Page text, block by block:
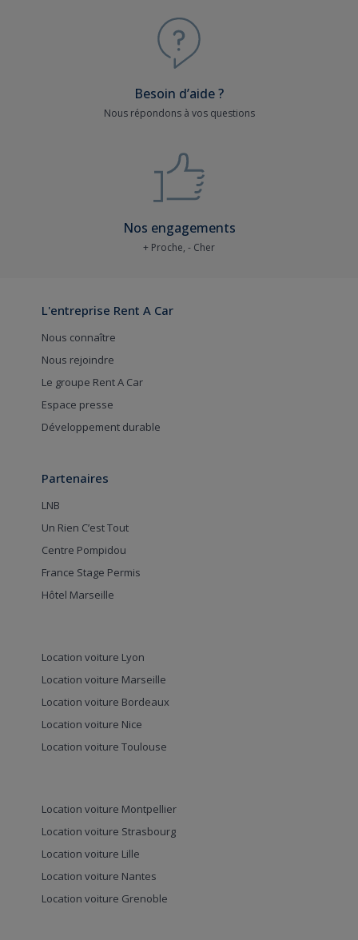
Besoin d’aide ?
Nous répondons à vos questions
Nos engagements
+ Proche, - Cher
L'entreprise Rent A Car
Nous connaître
Nous rejoindre
Le groupe Rent A Car
Espace presse
Développement durable
Partenaires
LNB
Un Rien C’est Tout
Centre Pompidou
France Stage Permis
Hôtel Marseille
Location voiture Lyon
Location voiture Marseille
Location voiture Bordeaux
Location voiture Nice
Location voiture Toulouse
Location voiture Montpellier
Location voiture Strasbourg
Location voiture Lille
Location voiture Nantes
Location voiture Grenoble